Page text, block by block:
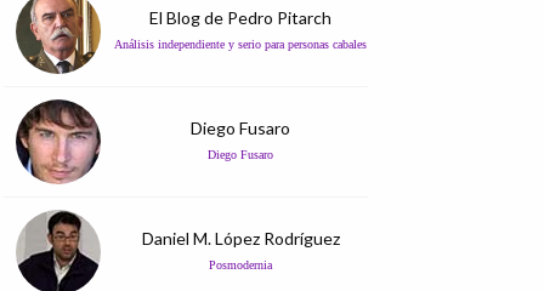
El Blog de Pedro Pitarch
Análisis independiente y serio para personas cabales
Diego Fusaro
Diego Fusaro
Daniel M. López Rodríguez
Posmodernia